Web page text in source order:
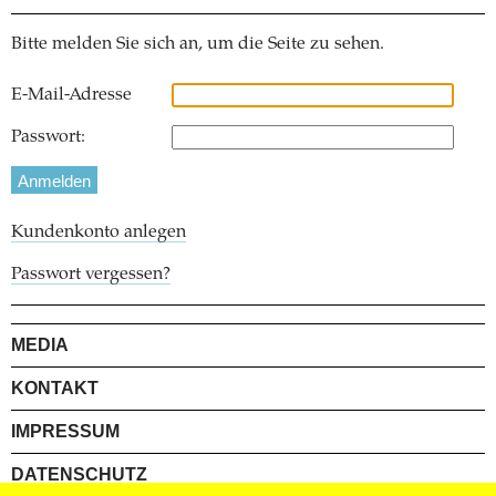
Bitte melden Sie sich an, um die Seite zu sehen.
E-Mail-Adresse
Passwort:
Kundenkonto anlegen
Passwort vergessen?
MEDIA
KONTAKT
IMPRESSUM
DATENSCHUTZ